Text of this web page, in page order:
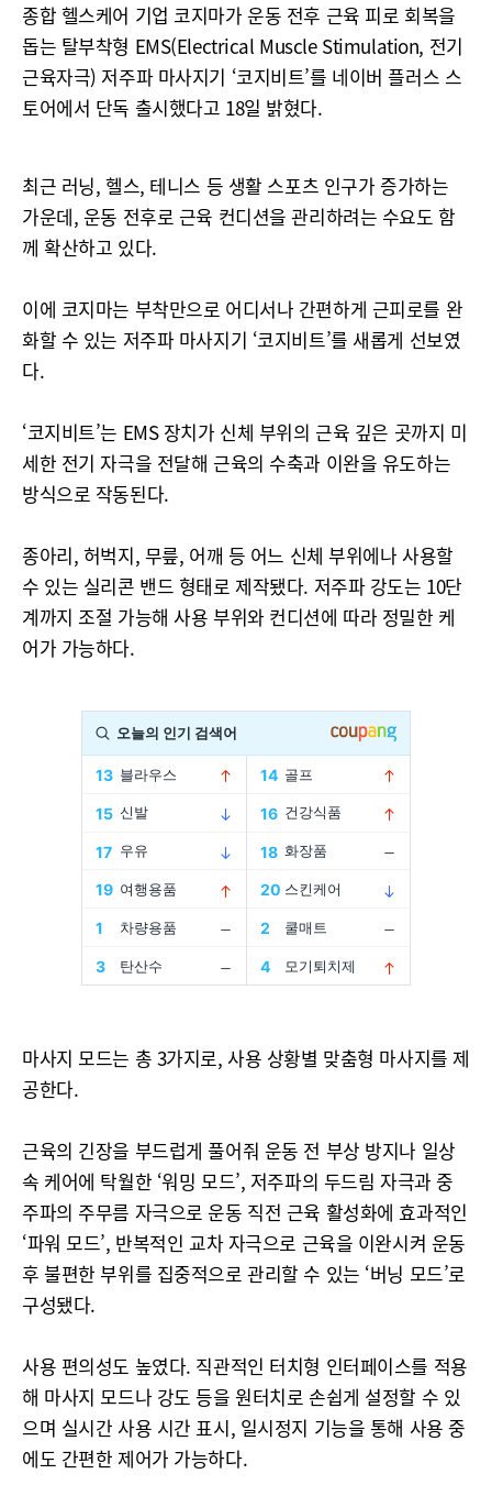
종합 헬스케어 기업 코지마가 운동 전후 근육 피로 회복을
돕는 탈부착형 EMS(Electrical Muscle Stimulation, 전기
근육자극) 저주파 마사지기 ‘코지비트’를 네이버 플러스 스
토어에서 단독 출시했다고 18일 밝혔다.
최근 러닝, 헬스, 테니스 등 생활 스포츠 인구가 증가하는
가운데, 운동 전후로 근육 컨디션을 관리하려는 수요도 함
께 확산하고 있다.
이에 코지마는 부착만으로 어디서나 간편하게 근피로를 완
화할 수 있는 저주파 마사지기 ‘코지비트’를 새롭게 선보였
다.
‘코지비트’는 EMS 장치가 신체 부위의 근육 깊은 곳까지 미
세한 전기 자극을 전달해 근육의 수축과 이완을 유도하는
방식으로 작동된다.
종아리, 허벅지, 무릎, 어깨 등 어느 신체 부위에나 사용할
수 있는 실리콘 밴드 형태로 제작됐다. 저주파 강도는 10단
계까지 조절 가능해 사용 부위와 컨디션에 따라 정밀한 케
어가 가능하다.
마사지 모드는 총 3가지로, 사용 상황별 맞춤형 마사지를 제
공한다.
근육의 긴장을 부드럽게 풀어줘 운동 전 부상 방지나 일상
속 케어에 탁월한 ‘워밍 모드’, 저주파의 두드림 자극과 중
주파의 주무름 자극으로 운동 직전 근육 활성화에 효과적인
‘파워 모드’, 반복적인 교차 자극으로 근육을 이완시켜 운동
후 불편한 부위를 집중적으로 관리할 수 있는 ‘버닝 모드’로
구성됐다.
사용 편의성도 높였다. 직관적인 터치형 인터페이스를 적용
해 마사지 모드나 강도 등을 원터치로 손쉽게 설정할 수 있
으며 실시간 사용 시간 표시, 일시정지 기능을 통해 사용 중
에도 간편한 제어가 가능하다.